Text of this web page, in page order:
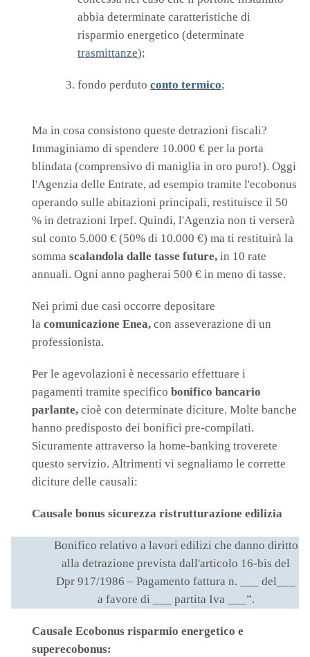
abbia determinate caratteristiche di
risparmio energetico (determinate
trasmittanze);
fondo perduto conto termico;
Ma in cosa consistono queste detrazioni fiscali?
Immaginiamo di spendere 10.000 € per la porta
blindata (comprensivo di maniglia in oro puro!). Oggi
l'Agenzia delle Entrate, ad esempio tramite l'ecobonus
operando sulle abitazioni principali, restituisce il 50
% in detrazioni Irpef. Quindi, l'Agenzia non ti verserà
sul conto 5.000 € (50% di 10.000 €) ma ti restituirà la
somma scalandola dalle tasse future, in 10 rate
annuali. Ogni anno pagherai 500 € in meno di tasse.
Nei primi due casi occorre depositare
la comunicazione Enea, con asseverazione di un
professionista.
Per le agevolazioni è necessario effettuare i
pagamenti tramite specifico bonifico bancario
parlante, cioè con determinate diciture. Molte banche
hanno predisposto dei bonifici pre-compilati.
Sicuramente attraverso la home-banking troverete
questo servizio. Altrimenti vi segnaliamo le corrette
diciture delle causali:
Causale bonus sicurezza ristrutturazione edilizia
Bonifico relativo a lavori edilizi che danno diritto
alla detrazione prevista dall'articolo 16-bis del
Dpr 917/1986 – Pagamento fattura n. ___ del___
a favore di ___ partita Iva ___”.
Causale Ecobonus risparmio energetico e
superecobonus: